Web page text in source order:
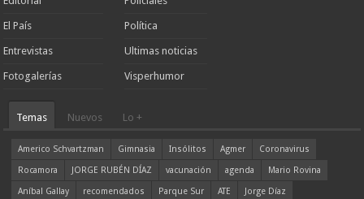
El País
Entrevistas
Fotogalerías
Política
Ultimas noticias
Visperhumor
Temas Nuevos Lo +
Americo Schvartzman Gimnasia Insólitos Agmer
Coronavirus
Rocamora
JORGE RUBÉN DÍAZ vacunación agenda
Mario Rovina
Aníbal Gallay
recomendados Parque Sur ATE
Jorge Díaz